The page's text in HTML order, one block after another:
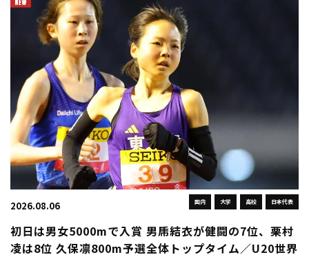
国内 大学 高校 日本代表
2026.08.06
初日は男女5000mで入賞 男乕結衣が健闘の7位、栗村
凌は8位 久保凛800m予選全体トップタイム／U20世界